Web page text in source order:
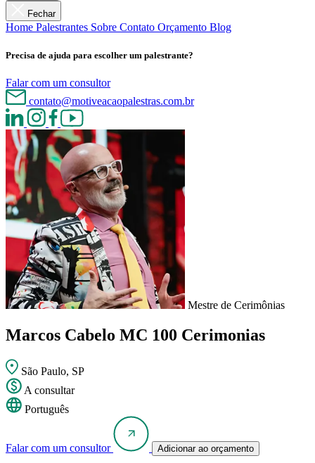
Fechar
Home Palestrantes Sobre Contato Orçamento Blog
Precisa de ajuda para escolher um palestrante?
Falar com um consultor
contato@motiveacaopalestras.com.br
Mestre de Cerimônias
Marcos Cabelo MC 100 Cerimonias
São Paulo, SP
A consultar
Português
Falar com um consultor Adicionar ao orçamento